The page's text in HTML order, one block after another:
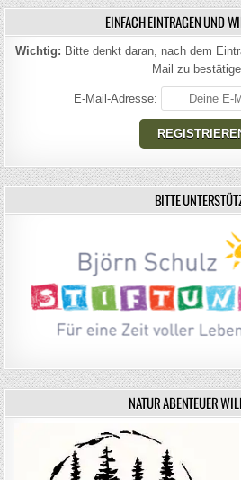
EINFACH EINTRAGEN UND
Wichtig: Bitte denkt daran, nach dem
Mail zu
E-Mail-Adresse:
BITTE
NATUR ABENTEUER